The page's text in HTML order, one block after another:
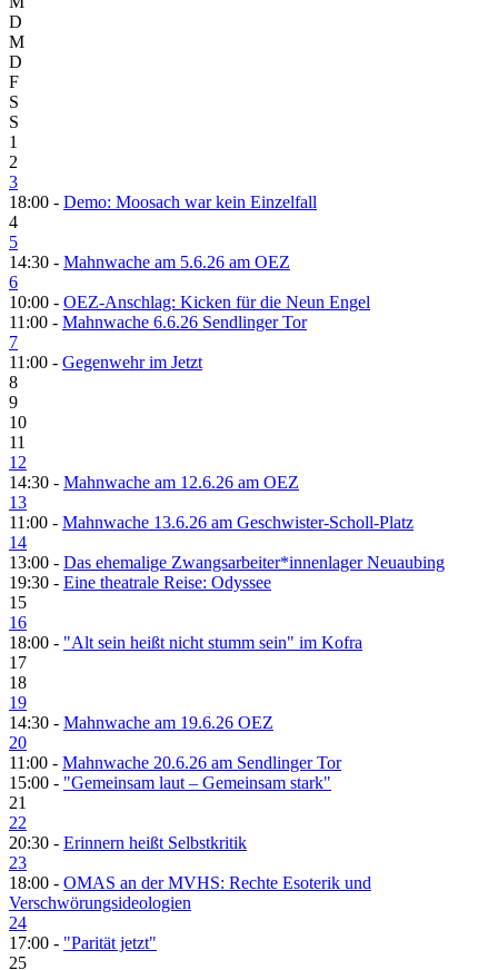
D
M
D
F
S
S
1
2
3
18:00 - Demo: Moosach war kein Einzelfall
4
5
14:30 - Mahnwache am 5.6.26 am OEZ
6
10:00 - OEZ-Anschlag: Kicken für die Neun Engel
11:00 - Mahnwache 6.6.26 Sendlinger Tor
7
11:00 - Gegenwehr im Jetzt
8
9
10
11
12
14:30 - Mahnwache am 12.6.26 am OEZ
13
11:00 - Mahnwache 13.6.26 am Geschwister-Scholl-Platz
14
13:00 - Das ehemalige Zwangsarbeiter*innenlager Neuaubing
19:30 - Eine theatrale Reise: Odyssee
15
16
18:00 - "Alt sein heißt nicht stumm sein" im Kofra
17
18
19
14:30 - Mahnwache am 19.6.26 OEZ
20
11:00 - Mahnwache 20.6.26 am Sendlinger Tor
15:00 - "Gemeinsam laut – Gemeinsam stark"
21
22
20:30 - Erinnern heißt Selbstkritik
23
18:00 - OMAS an der MVHS: Rechte Esoterik und
Verschwörungsideologien
24
17:00 - "Parität jetzt"
25